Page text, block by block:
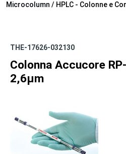
Microcolumn / HPLC - Colonne e
THE-17626-032130
Colonna Accucore
2,6µm